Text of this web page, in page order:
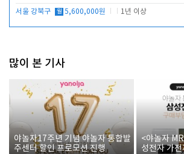
서울 강북구 월 5,600,000원 1년 이상
많이 본 기사
야놀자17주년 기념 야놀자 통합발
주센터 할인 프로모션 진행
<야놀자
성전자 가